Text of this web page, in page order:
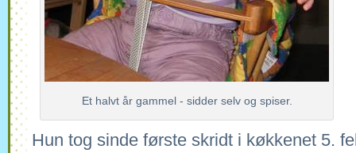
Et halvt år gammel - sidder selv og spiser.
Hun tog sinde første skridt i køkkenet 5.